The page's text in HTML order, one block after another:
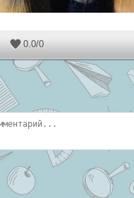
0.0/0